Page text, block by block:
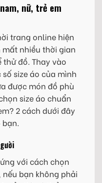
nữ, trẻ em
trang online hiện
nhiều thời gian
đồ. Thay vào
size áo của mình
được món đồ phù
size áo chuẩn
2 cách dưới đây
với cách chọn
nếu bạn không phải